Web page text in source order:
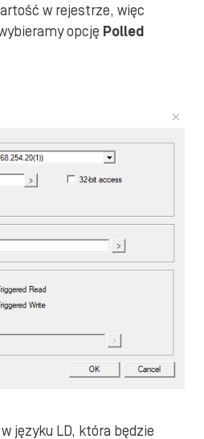
w rejestrze, więc
opcję Polled
języku LD, która będzie